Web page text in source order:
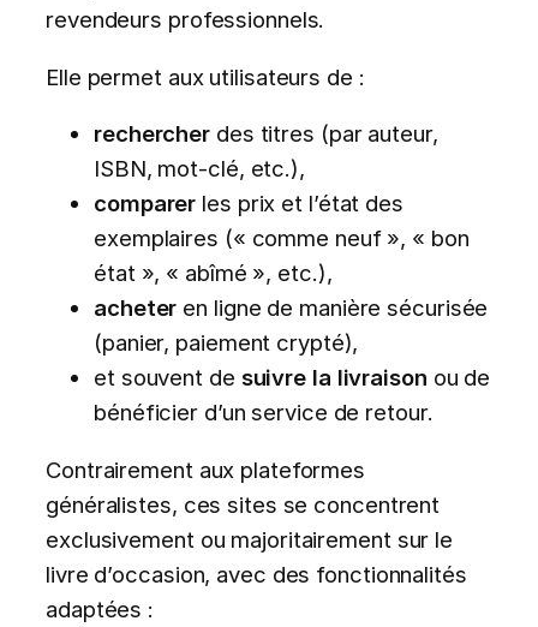
revendeurs professionnels.
Elle permet aux utilisateurs de :
rechercher des titres (par auteur,
ISBN, mot-clé, etc.),
comparer les prix et l’état des
exemplaires (« comme neuf », « bon
état », « abîmé », etc.),
acheter en ligne de manière sécurisée
(panier, paiement crypté),
et souvent de suivre la livraison ou de
bénéficier d’un service de retour.
Contrairement aux plateformes
généralistes, ces sites se concentrent
exclusivement ou majoritairement sur le
livre d’occasion, avec des fonctionnalités
adaptées :